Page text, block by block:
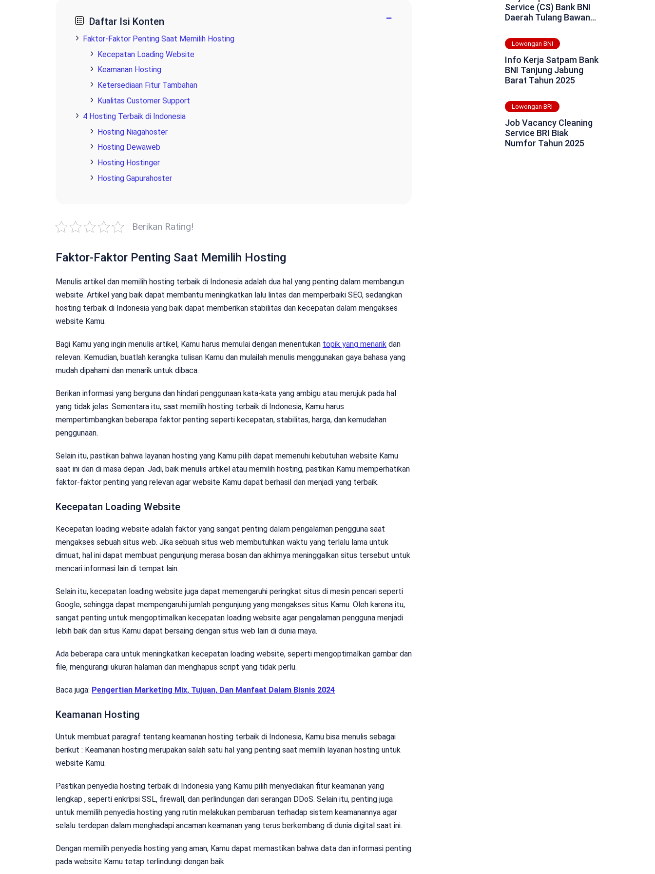
Daftar Isi Konten −
Faktor-Faktor Penting Saat Memilih Hosting
Kecepatan Loading Website
Keamanan Hosting
Ketersediaan Fitur Tambahan
Kualitas Customer Support
4 Hosting Terbaik di Indonesia
Hosting Niagahoster
Hosting Dewaweb
Hosting Hostinger
Hosting Gapurahoster
Berikan Rating!
Faktor-Faktor Penting Saat Memilih Hosting
Menulis artikel dan memilih hosting terbaik di Indonesia adalah dua hal yang penting dalam membangun
website. Artikel yang baik dapat membantu meningkatkan lalu lintas dan memperbaiki SEO, sedangkan
hosting terbaik di Indonesia yang baik dapat memberikan stabilitas dan kecepatan dalam mengakses
website Kamu.
Bagi Kamu yang ingin menulis artikel, Kamu harus memulai dengan menentukan topik yang menarik dan
relevan. Kemudian, buatlah kerangka tulisan Kamu dan mulailah menulis menggunakan gaya bahasa yang
mudah dipahami dan menarik untuk dibaca.
Berikan informasi yang berguna dan hindari penggunaan kata-kata yang ambigu atau merujuk pada hal
yang tidak jelas. Sementara itu, saat memilih hosting terbaik di Indonesia, Kamu harus
mempertimbangkan beberapa faktor penting seperti kecepatan, stabilitas, harga, dan kemudahan
penggunaan.
Selain itu, pastikan bahwa layanan hosting yang Kamu pilih dapat memenuhi kebutuhan website Kamu
saat ini dan di masa depan. Jadi, baik menulis artikel atau memilih hosting, pastikan Kamu memperhatikan
faktor-faktor penting yang relevan agar website Kamu dapat berhasil dan menjadi yang terbaik.
Kecepatan Loading Website
Kecepatan loading website adalah faktor yang sangat penting dalam pengalaman pengguna saat
mengakses sebuah situs web. Jika sebuah situs web membutuhkan waktu yang terlalu lama untuk
dimuat, hal ini dapat membuat pengunjung merasa bosan dan akhirnya meninggalkan situs tersebut untuk
mencari informasi lain di tempat lain.
Selain itu, kecepatan loading website juga dapat memengaruhi peringkat situs di mesin pencari seperti
Google, sehingga dapat mempengaruhi jumlah pengunjung yang mengakses situs Kamu. Oleh karena itu,
sangat penting untuk mengoptimalkan kecepatan loading website agar pengalaman pengguna menjadi
lebih baik dan situs Kamu dapat bersaing dengan situs web lain di dunia maya.
Ada beberapa cara untuk meningkatkan kecepatan loading website, seperti mengoptimalkan gambar dan
file, mengurangi ukuran halaman dan menghapus script yang tidak perlu.
Baca juga: Pengertian Marketing Mix, Tujuan, Dan Manfaat Dalam Bisnis 2024
Keamanan Hosting
Untuk membuat paragraf tentang keamanan hosting terbaik di Indonesia, Kamu bisa menulis sebagai
berikut : Keamanan hosting merupakan salah satu hal yang penting saat memilih layanan hosting untuk
website Kamu.
Pastikan penyedia hosting terbaik di Indonesia yang Kamu pilih menyediakan fitur keamanan yang
lengkap , seperti enkripsi SSL, firewall, dan perlindungan dari serangan DDoS. Selain itu, penting juga
untuk memilih penyedia hosting yang rutin melakukan pembaruan terhadap sistem keamanannya agar
selalu terdepan dalam menghadapi ancaman keamanan yang terus berkembang di dunia digital saat ini.
Dengan memilih penyedia hosting yang aman, Kamu dapat memastikan bahwa data dan informasi penting
pada website Kamu tetap terlindungi dengan baik.
Service (CS) Bank BNI
Daerah Tulang Bawang
Lowongan BNI
Info Kerja Satpam Bank
BNI Tanjung Jabung
Barat Tahun 2025
Lowongan BRI
Job Vacancy Cleaning
Service BRI Biak
Numfor Tahun 2025